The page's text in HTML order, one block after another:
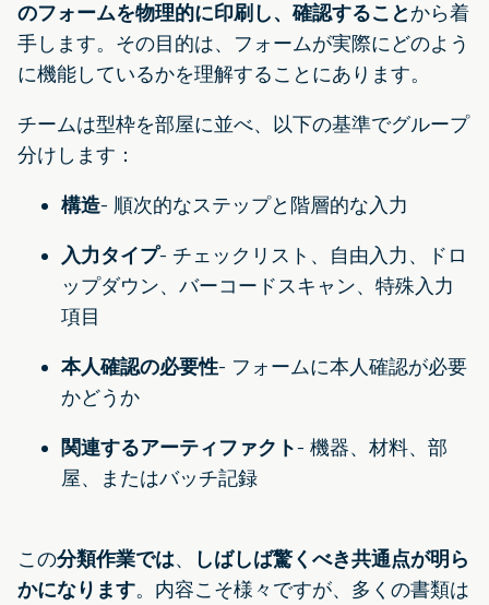
のフォームを物理的に印刷し、確認することから着
手します。その目的は、フォームが実際にどのよう
に機能しているかを理解することにあります。
チームは型枠を部屋に並べ、以下の基準でグループ
分けします：
構造- 順次的なステップと階層的な入力
入力タイプ- チェックリスト、自由入力、ドロ
ップダウン、バーコードスキャン、特殊入力
項目
本人確認の必要性- フォームに本人確認が必要
かどうか
関連するアーティファクト- 機器、材料、部
屋、またはバッチ記録
この分類作業では、
しばしば驚くべき共通点が明ら
かになります。内容こそ様々ですが、多くの書類は